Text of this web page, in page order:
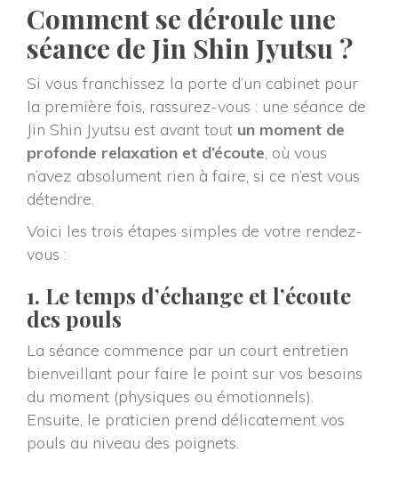
Comment se déroule une
éance de Jin Shin Jyutsu ?
Si vous franchissez la porte d’un cabinet pour
la première fois, rassurez-vous : une séance de
Jin Shin Jyutsu est avant tout un moment de
profonde relaxation et d’écoute, où vous
n’avez absolument rien à faire, si ce n’est vous
détendre.
Voici les trois étapes simples de votre rendez-
vous :
1. Le temps d’échange et l’écoute
des poul
La séance commence par un court entretien
bienveillant pour faire le point sur vos besoins
du moment (physiques ou émotionnels).
Ensuite, le praticien prend délicatement vos
pouls au niveau des poignets.